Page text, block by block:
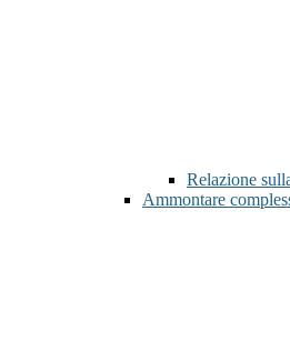
Relazione
Ammontare